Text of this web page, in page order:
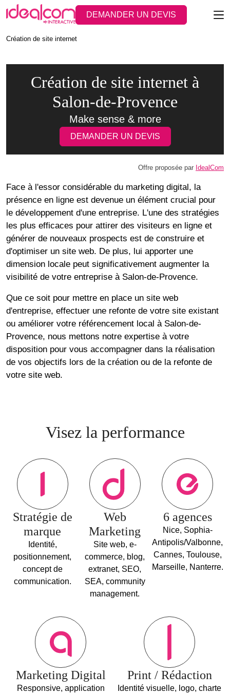
DEMANDER UN DEVIS
Création de site internet
Création de site internet à
Salon-de-Provence
Make sense & more
DEMANDER UN DEVIS
Offre proposée par IdealCom
Face à l'essor considérable du marketing digital, la
présence en ligne est devenue un élément crucial pour
le développement d'une entreprise. L'une des stratégies
les plus efficaces pour attirer des visiteurs en ligne et
générer de nouveaux prospects est de construire et
d'optimiser un site web. De plus, lui apporter une
dimension locale peut significativement augmenter la
visibilité de votre entreprise à Salon-de-Provence.
Que ce soit pour mettre en place un site web
d'entreprise, effectuer une refonte de votre site existant
ou améliorer votre référencement local à Salon-de-
Provence, nous mettons notre expertise à votre
disposition pour vous accompagner dans la réalisation
de vos objectifs lors de la création ou de la refonte de
votre site web.
Visez la performance
Stratégie de
marque
Identité,
positionnement,
concept de
communication.
Web
Marketing
Site web, e-
commerce, blog,
extranet, SEO,
SEA, community
management.
6 agences
Nice, Sophia-
Antipolis/Valbonne,
Cannes, Toulouse,
Marseille, Nanterre.
Marketing Digital
Responsive, application
Print / Rédaction
Identité visuelle, logo, charte